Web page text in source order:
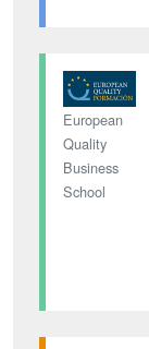
European
Quality
Business
School